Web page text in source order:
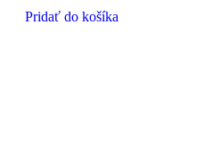
Pridať do košíka